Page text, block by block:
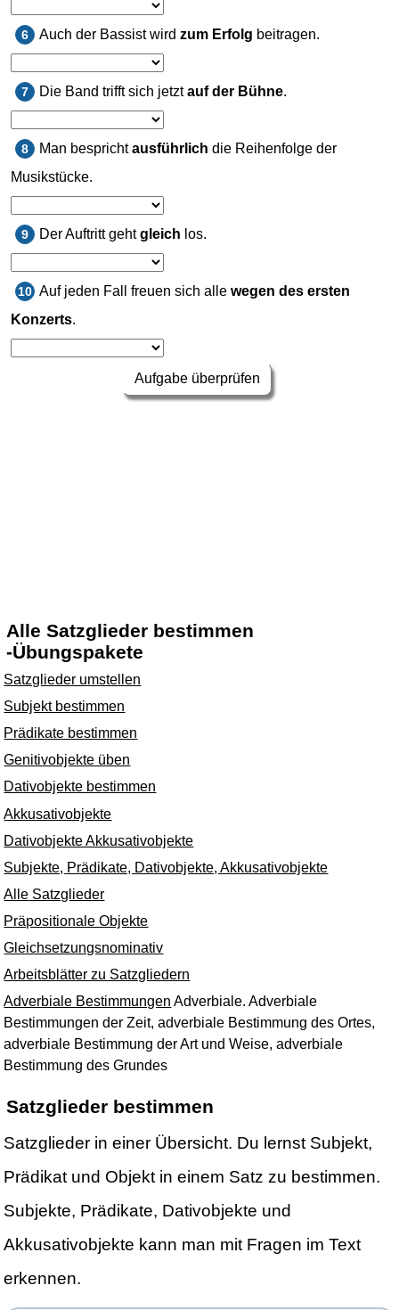
Alle Satzglieder bestimmen
-Übungspakete
Satzglieder umstellen
Subjekt bestimmen
Prädikate bestimmen
Genitivobjekte üben
Dativobjekte bestimmen
Akkusativobjekte
Dativobjekte Akkusativobjekte
Subjekte, Prädikate, Dativobjekte, Akkusativobjekte
Alle Satzglieder
Präpositionale Objekte
Gleichsetzungsnominativ
Arbeitsblätter zu Satzgliedern
Adverbiale Bestimmungen Adverbiale. Adverbiale
Bestimmungen der Zeit, adverbiale Bestimmung des Ortes,
adverbiale Bestimmung der Art und Weise, adverbiale
Bestimmung des Grundes
Satzglieder bestimmen
Satzglieder in einer Übersicht. Du lernst Subjekt,
Prädikat und Objekt in einem Satz zu bestimmen.
Subjekte, Prädikate, Dativobjekte und
Akkusativobjekte kann man mit Fragen im Text
erkennen.